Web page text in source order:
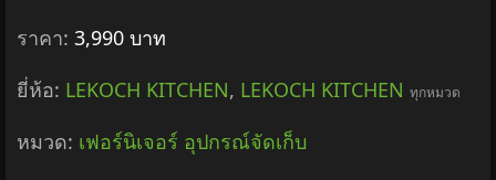
ราคา: 3,990 บาท
ยี่ห้อ: LEKOCH KITCHEN, LEKOCH KITCHEN ทุกหมวด
หมวด: เฟอร์นิเจอร์ อุปกรณ์จัดเก็บ